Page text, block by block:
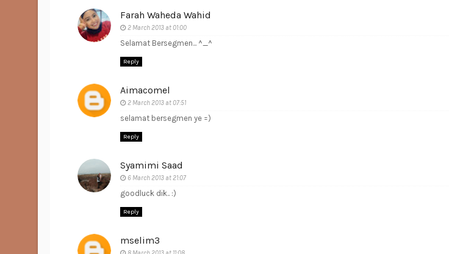
Farah Waheda Wahid
2 March 2013 at 01:00
Selamat Bersegmen... ^_^
Reply
Aimacomel
2 March 2013 at 07:51
selamat bersegmen ye =)
Reply
Syamimi Saad
6 March 2013 at 21:07
goodluck dik.. :)
Reply
mselim3